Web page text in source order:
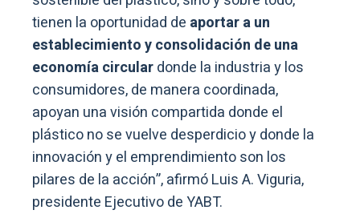
tienen la oportunidad de aportar a un
establecimiento y consolidación de una
economía circulardonde la industria y los
consumidores, de manera coordinada,
apoyan una visión compartida donde el
plástico no se vuelve desperdicio y donde la
innovación y el emprendimiento son los
pilares de la acción”, afirmó Luis A. Viguria,
presidente Ejecutivo de YABT.